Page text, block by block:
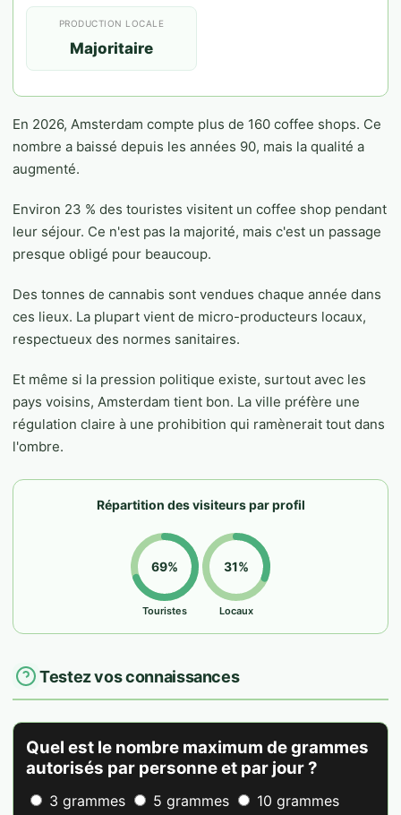
PRODUCTION LOCALE
Majoritaire
En 2026, Amsterdam compte plus de 160 coffee shops. Ce
nombre a baissé depuis les années 90, mais la qualité a
augmenté.
Environ 23 % des touristes visitent un coffee shop pendant
leur séjour. Ce n'est pas la majorité, mais c'est un passage
presque obligé pour beaucoup.
Des tonnes de cannabis sont vendues chaque année dans
ces lieux. La plupart vient de micro-producteurs locaux,
respectueux des normes sanitaires.
Et même si la pression politique existe, surtout avec les
pays voisins, Amsterdam tient bon. La ville préfère une
régulation claire à une prohibition qui ramènerait tout dans
l'ombre.
Répartition des visiteurs par profil
69%
Touristes
31%
Locaux
Testez vos connaissances
Quel est le nombre maximum de grammes
autorisés par personne et par jour ?
3 grammes 5 grammes 10 grammes